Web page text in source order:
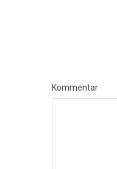
Kommentar